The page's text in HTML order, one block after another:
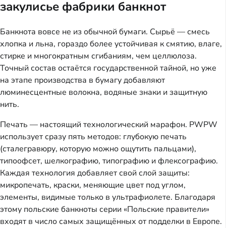
закулисье фабрики банкнот
Банкнота вовсе не из обычной бумаги. Сырьё — смесь
хлопка и льна, гораздо более устойчивая к смятию, влаге,
стирке и многократным сгибаниям, чем целлюлоза.
Точный состав остаётся государственной тайной, но уже
на этапе производства в бумагу добавляют
люминесцентные волокна, водяные знаки и защитную
нить.
Печать — настоящий технологический марафон. PWPW
использует сразу пять методов: глубокую печать
(сталегравюру, которую можно ощутить пальцами),
типоофсет, шелкографию, типографию и флексографию.
Каждая технология добавляет свой слой защиты:
микропечать, краски, меняющие цвет под углом,
элементы, видимые только в ультрафиолете. Благодаря
этому польские банкноты серии «Польские правители»
входят в число самых защищённых от подделки в Европе.